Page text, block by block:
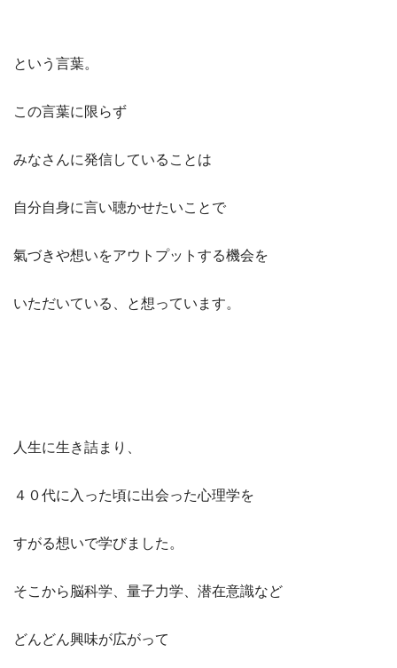
という言葉。
この言葉に限らず
みなさんに発信していることは
自分自身に言い聴かせたいことで
氣づきや想いをアウトプットする機会を
いただいている、と想っています。
人生に生き詰まり、
４０代に入った頃に出会った心理学を
すがる想いで学びました。
そこから脳科学、量子力学、潜在意識など
どんどん興味が広がって